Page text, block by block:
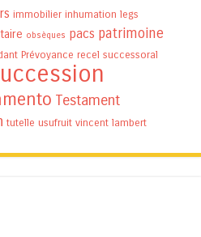
immobilier inhumation legs
obsèques pacs patrimoine
Prévoyance recel successoral
Testament
tutelle usufruit vincent lambert